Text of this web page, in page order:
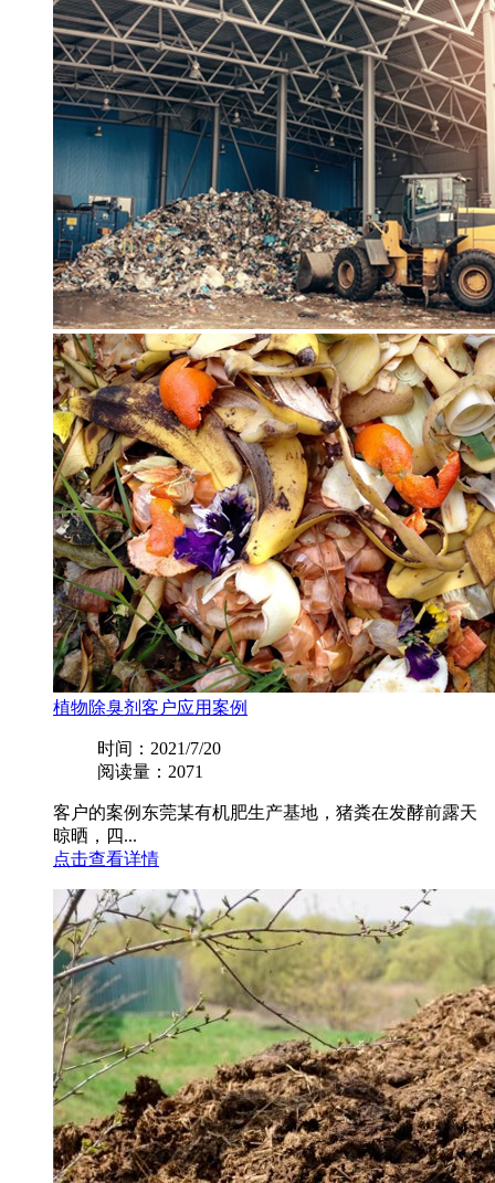
植物除臭剂客户应用案例
时间：2021/7/20
阅读量：2071
客户的案例东莞某有机肥生产基地，猪粪在发酵前露天
晾晒，四...
点击查看详情